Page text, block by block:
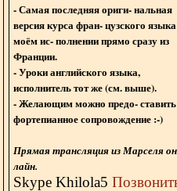
- Самая последняя ориги- нальная
версия курса фран- цузского
моём ис- полнении прямо сразу из
Франции.
- Уроки английского языка,
исполнитель тот же (см. выше).
- Желающим можно предо- ставить
фортепианное сопровождение :-)
Прямая трансляция из Марселя
лайн.
Skype Khilola5